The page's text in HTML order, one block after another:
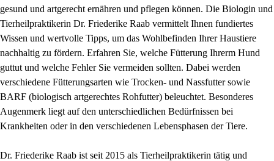
gesund und artgerecht ernähren und pflegen können. Die Biologin und
Tierheilpraktikerin Dr. Friederike Raab vermittelt Ihnen fundiertes
Wissen und wertvolle Tipps, um das Wohlbefinden Ihrer Haustiere
nachhaltig zu fördern. Erfahren Sie, welche Fütterung Ihrerm Hund
guttut und welche Fehler Sie vermeiden sollten. Dabei werden
verschiedene Fütterungsarten wie Trocken- und Nassfutter sowie
BARF (biologisch artgerechtes Rohfutter) beleuchtet. Besonderes
Augenmerk liegt auf den unterschiedlichen Bedürfnissen bei
Krankheiten oder in den verschiedenen Lebensphasen der Tiere.
Dr. Friederike Raab ist seit 2015 als Tierheilpraktikerin tätig und